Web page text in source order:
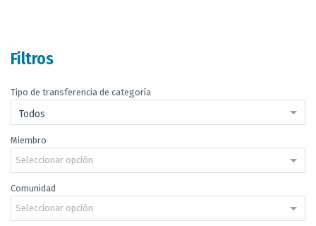
Filtros
Tipo de transferencia de categoría
Todos
Miembro
Seleccionar opción
Comunidad
Seleccionar opción